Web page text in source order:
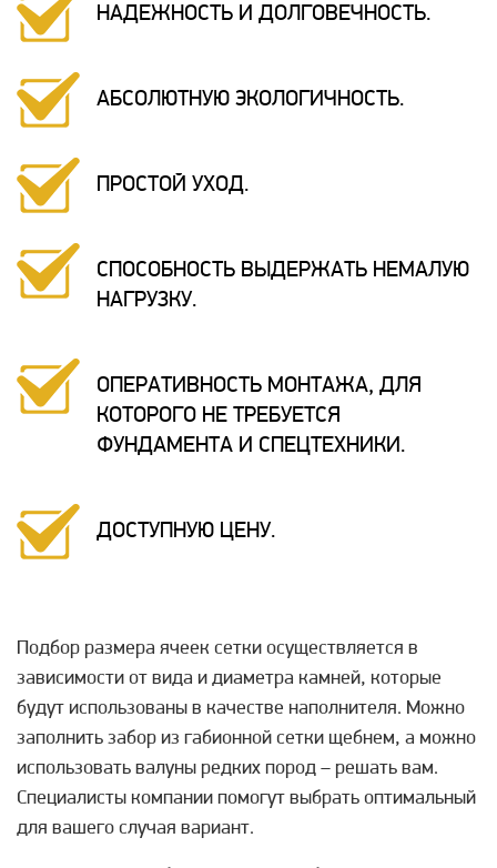
НАДЕЖНОСТЬ И ДОЛГОВЕЧНОСТЬ.
АБСОЛЮТНУЮ ЭКОЛОГИЧНОСТЬ.
ПРОСТОЙ УХОД.
СПОСОБНОСТЬ ВЫДЕРЖАТЬ НЕМАЛУЮ
НАГРУЗКУ.
ОПЕРАТИВНОСТЬ МОНТАЖА, ДЛЯ
КОТОРОГО НЕ ТРЕБУЕТСЯ
ФУНДАМЕНТА И СПЕЦТЕХНИКИ.
ДОСТУПНУЮ ЦЕНУ.
Подбор размера ячеек сетки осуществляется в
зависимости от вида и диаметра камней, которые
будут использованы в качестве наполнителя. Можно
заполнить забор из габионной сетки щебнем, а можно
использовать валуны редких пород – решать вам.
Специалисты компании помогут выбрать оптимальный
для вашего случая вариант.